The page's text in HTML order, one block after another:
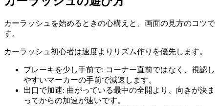
カーラッシュ を始めるときの心構えと、画面の見方のコツで
す。
カーラッシュ初心者は速度よりリズム作りを優先します。
ブレーキを少し手前で: コーナー直前ではなく、視認し
やすいマーカーの手前で減速します。
出口で加速: 曲がっている最中の全開より、向きが決ま
ってからの加速が速いです。